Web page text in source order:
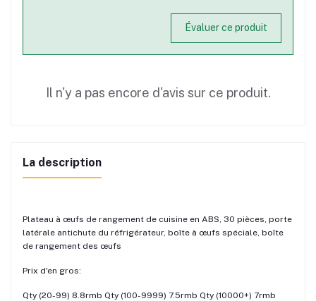
Évaluer ce produit
Il n'y a pas encore d'avis sur ce produit.
La description
Plateau à œufs de rangement de cuisine en ABS, 30 pièces, porte
latérale antichute du réfrigérateur, boîte à œufs spéciale, boîte
de rangement des œufs
Prix d'en gros:
Qty (20-99) 8.8rmb Qty (100-9999) 7.5rmb Qty (10000+) 7rmb